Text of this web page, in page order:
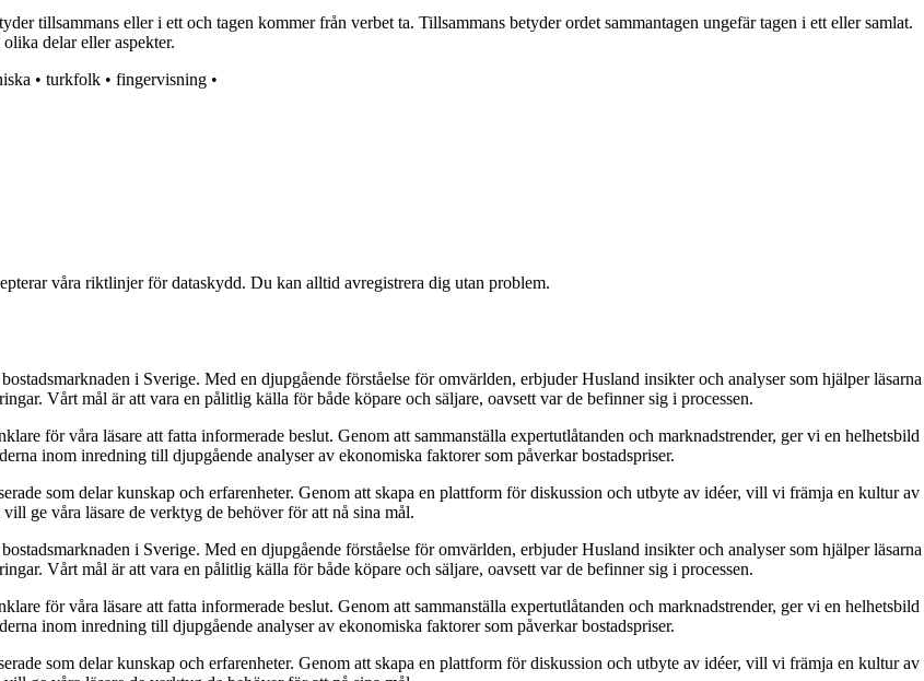
tillsammans eller i ett och tagen kommer från verbet ta. Tillsammans betyder ordet sammantagen ungefär tagen i ett eller samlat.
delar eller aspekter.
• turkfolk • fingervisning •
våra riktlinjer för dataskydd. Du kan alltid avregistrera dig utan problem.
i Sverige. Med en djupgående förståelse för omvärlden, erbjuder Husland insikter och analyser som hjälper läsarna
Vårt mål är att vara en pålitlig källa för både köpare och säljare, oavsett var de befinner sig i processen.
för våra läsare att fatta informerade beslut. Genom att sammanställa expertutlåtanden och marknadstrender, ger vi en helhetsbild
inom inredning till djupgående analyser av ekonomiska faktorer som påverkar bostadspriser.
som delar kunskap och erfarenheter. Genom att skapa en plattform för diskussion och utbyte av idéer, vill vi främja en kultur av
ge våra läsare de verktyg de behöver för att nå sina mål.
i Sverige. Med en djupgående förståelse för omvärlden, erbjuder Husland insikter och analyser som hjälper läsarna
Vårt mål är att vara en pålitlig källa för både köpare och säljare, oavsett var de befinner sig i processen.
för våra läsare att fatta informerade beslut. Genom att sammanställa expertutlåtanden och marknadstrender, ger vi en helhetsbild
inom inredning till djupgående analyser av ekonomiska faktorer som påverkar bostadspriser.
som delar kunskap och erfarenheter. Genom att skapa en plattform för diskussion och utbyte av idéer, vill vi främja en kultur av